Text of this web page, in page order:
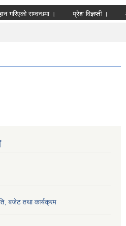
सम्वन्धमा । प्रेश विज्ञप्ती ।
बजेट तथा कार्यक्रम